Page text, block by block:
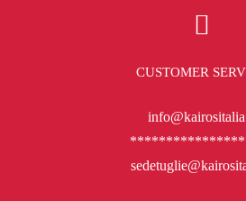
CUSTOMER